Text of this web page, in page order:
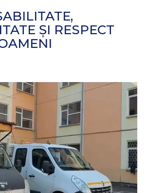
ȘI RESPECT